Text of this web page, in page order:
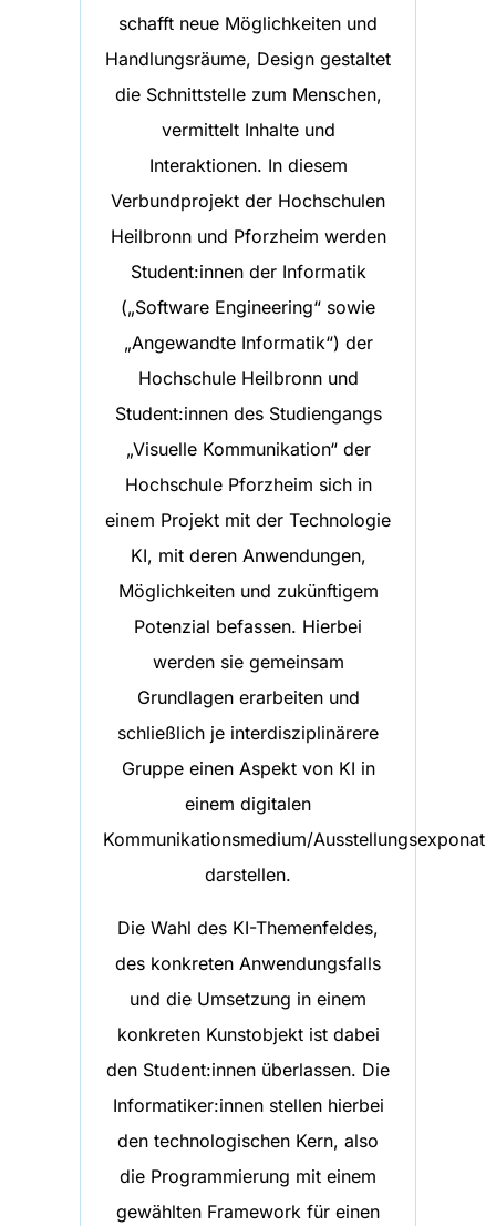
schafft neue Möglichkeiten und
Handlungsräume, Design gestaltet
die Schnittstelle zum Menschen,
vermittelt Inhalte und
Interaktionen. In diesem
Verbundprojekt der Hochschulen
Heilbronn und Pforzheim werden
Student:innen der Informatik
(„Software Engineering“ sowie
„Angewandte Informatik“) der
Hochschule Heilbronn und
Student:innen des Studiengangs
„Visuelle Kommunikation“ der
Hochschule Pforzheim sich in
einem Projekt mit der Technologie
KI, mit deren Anwendungen,
Möglichkeiten und zukünftigem
Potenzial befassen. Hierbei
werden sie gemeinsam
Grundlagen erarbeiten und
schließlich je interdisziplinärere
Gruppe einen Aspekt von KI in
einem digitalen
Kommunikationsmedium/Ausstellungsexponat
darstellen.
Die Wahl des KI-Themenfeldes,
des konkreten Anwendungsfalls
und die Umsetzung in einem
konkreten Kunstobjekt ist dabei
den Student:innen überlassen. Die
Informatiker:innen stellen hierbei
den technologischen Kern, also
die Programmierung mit einem
gewählten Framework für einen